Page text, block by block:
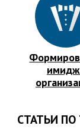
СТАТЬИ ПО